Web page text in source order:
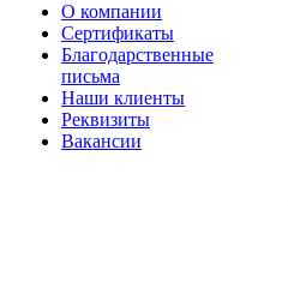
О компании
Сертификаты
Благодарственные
письма
Наши клиенты
Реквизиты
Вакансии